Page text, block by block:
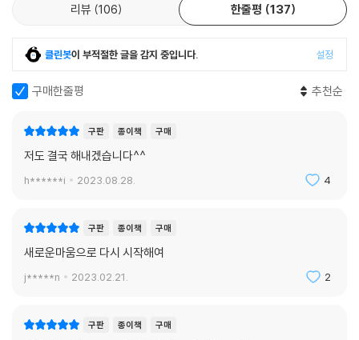
리뷰 106 한줄평 137
클린봇이 부적절한 글을 감지 중입니다. 설정
구매한줄평 추천순
구판 종이책 구매
저도 결국 해내겠습니다^^
h******i 2023.08.28. 4
구판 종이책 구매
새로운마움으로 다시 시작해여
j*****n 2023.02.21. 2
구판 종이책 구매